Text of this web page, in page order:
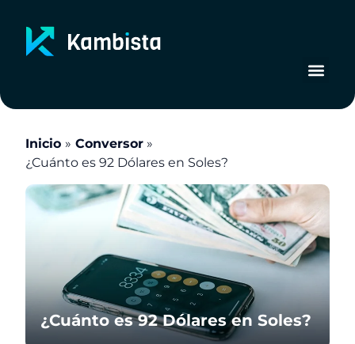
contenido
Inicio
Conversor
¿Cuánto es 92 Dólares en Soles?
¿Cuánto es 92 Dólares en Soles?